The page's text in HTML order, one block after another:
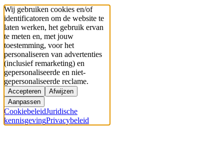
Wij gebruiken cookies en/of
identificatoren om de website te
laten werken, het gebruik ervan
te meten en, met jouw
toestemming, voor het
personaliseren van advertenties
(inclusief remarketing) en
gepersonaliseerde en niet-
gepersonaliseerde reclame.
Accepteren
Afwijzen
Aanpassen
CookiebeleidJuridische
kennisgevingPrivacybeleid